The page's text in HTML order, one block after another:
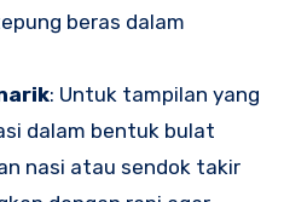
beras dalam
: Untuk tampilan yang
dalam bentuk bulat
nasi atau sendok takir